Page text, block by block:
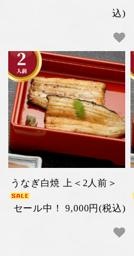
込)
うなぎ白焼 上＜2人前＞
セール中！ 9,000円(税込)